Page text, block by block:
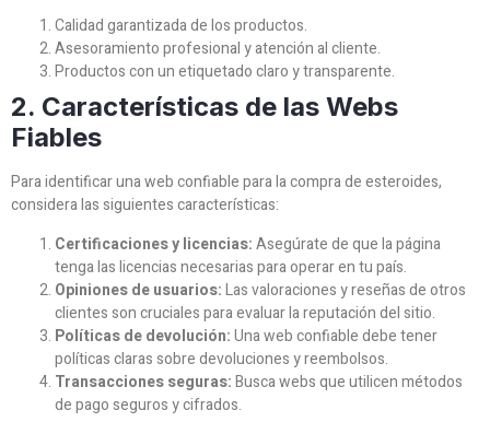
Calidad garantizada de los productos.
Asesoramiento profesional y atención al cliente.
Productos con un etiquetado claro y transparente.
2. Características de las Webs
Fiables
Para identificar una web confiable para la compra de esteroides,
considera las siguientes características:
Certificaciones y licencias:Asegúrate de que la página
tenga las licencias necesarias para operar en tu país.
Opiniones de usuarios:Las valoraciones y reseñas de otros
clientes son cruciales para evaluar la reputación del sitio.
Políticas de devolución:Una web confiable debe tener
políticas claras sobre devoluciones y reembolsos.
Transacciones seguras:Busca webs que utilicen métodos
de pago seguros y cifrados.